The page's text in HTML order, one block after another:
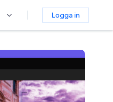
Logga in